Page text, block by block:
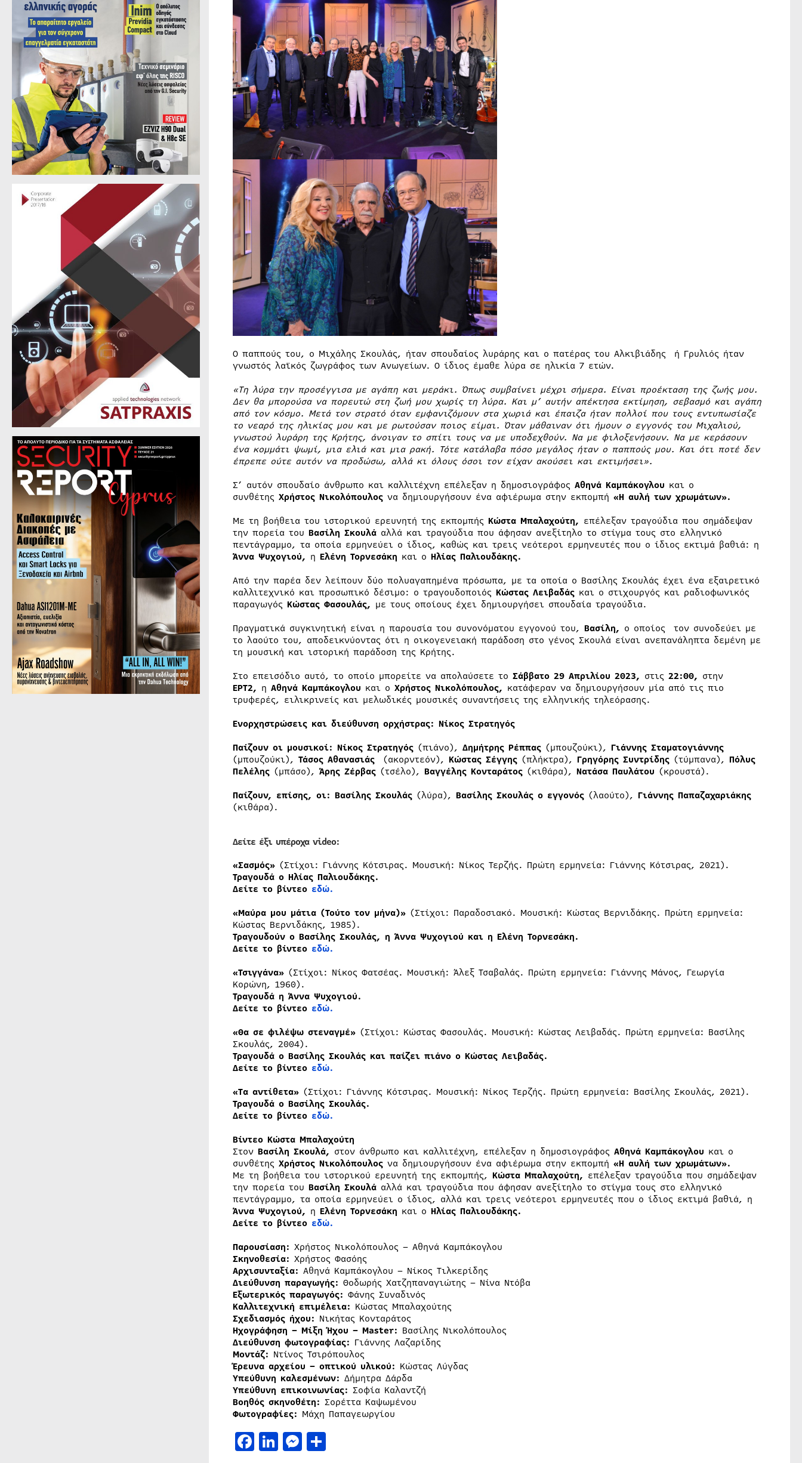
Ο παππούς του, ο Μιχάλης Σκουλάς, ήταν σπουδαίος λυράρης και ο πατέρας του Αλκιβιάδης ή Γρυλιός ήταν
γνωστός λαϊκός ζωγράφος των Ανωγείων. Ο ίδιος έμαθε λύρα σε ηλικία 7 ετών.
«Τη λύρα την προσέγγισα με αγάπη και μεράκι. Όπως συμβαίνει μέχρι σήμερα. Είναι προέκταση της ζωής μου.
Δεν θα μπορούσα να πορευτώ στη ζωή μου χωρίς τη λύρα. Και μ’ αυτήν απέκτησα εκτίμηση, σεβασμό και αγάπη
από τον κόσμο. Μετά τον στρατό όταν εμφανιζόμουν στα χωριά και έπαιζα ήταν πολλοί που τους εντυπωσίαζε
το νεαρό της ηλικίας μου και με ρωτούσαν ποιος είμαι. Όταν μάθαιναν ότι ήμουν ο εγγονός του Μιχαλιού,
γνωστού λυράρη της Κρήτης, άνοιγαν το σπίτι τους να με υποδεχθούν. Να με φιλοξενήσουν. Να με κεράσουν
ένα κομμάτι ψωμί, μια ελιά και μια ρακή. Τότε κατάλαβα πόσο μεγάλος ήταν ο παππούς μου. Και ότι ποτέ δεν
έπρεπε ούτε αυτόν να προδώσω, αλλά κι όλους όσοι τον είχαν ακούσει και εκτιμήσει».
Σ’ αυτόν σπουδαίο άνθρωπο και καλλιτέχνη επέλεξαν η δημοσιογράφος Αθηνά Καμπάκογλου και ο
συνθέτης Χρήστος Νικολόπουλος να δημιουργήσουν ένα αφιέρωμα στην εκπομπή «Η αυλή των χρωμάτων».
Με τη βοήθεια του ιστορικού ερευνητή της εκπομπής Κώστα Μπαλαχούτη, επέλεξαν τραγούδια που σημάδεψαν
την πορεία του Βασίλη Σκουλάαλλά και τραγούδια που άφησαν ανεξίτηλο το στίγμα τους στο ελληνικό
πεντάγραμμο, τα οποία ερμηνεύει ο ίδιος, καθώς και τρεις νεότεροι ερμηνευτές που ο ίδιος εκτιμά βαθιά: η
Άννα Ψυχογιού, η Ελένη Τορνεσάκη και ο Ηλίας Παλιουδάκης.
Από την παρέα δεν λείπουν δύο πολυαγαπημένα πρόσωπα, με τα οποία ο Βασίλης Σκουλάς έχει ένα εξαιρετικό
καλλιτεχνικό και προσωπικό δέσιμο: ο τραγουδοποιός Κώστας Λειβαδάς και ο στιχουργός και ραδιοφωνικός
παραγωγός Κώστας Φασουλάς, με τους οποίους έχει δημιουργήσει σπουδαία τραγούδια.
Πραγματικά συγκινητική είναι η παρουσία του συνονόματου εγγονού του, Βασίλη, ο οποίος τον συνοδεύει με
το λαούτο του, αποδεικνύοντας ότι η οικογενειακή παράδοση στο γένος Σκουλά είναι ανεπανάληπτα δεμένη με
τη μουσική και ιστορική παράδοση της Κρήτης.
Στο επεισόδιο αυτό, το οποίο μπορείτε να απολαύσετε το Σάββατο 29 Απριλίου 2023, στις 22:00, στην
ΕΡΤ2, η Αθηνά Καμπάκογλου και ο Χρήστος Νικολόπουλος, κατάφεραν να δημιουργήσουν μία από τις πιο
τρυφερές, ειλικρινείς και μελωδικές μουσικές συναντήσεις της ελληνικής τηλεόρασης.
Ενορχηστρώσεις και διεύθυνση ορχήστρας: Νίκος Στρατηγός
Παίζουν οι μουσικοί: Νίκος Στρατηγός(πιάνο), Δημήτρης Ρέππας(μπουζούκι), Γιάννης Σταματογιάννης
(μπουζούκι), Τάσος Αθανασιάς(ακορντεόν), Κώστας Σέγγης(πλήκτρα), Γρηγόρης Συντρίδης (τύμπανα), Πόλυς
Πελέλης(μπάσο), Άρης Ζέρβας(τσέλο), Βαγγέλης Κονταράτος(κιθάρα), Νατάσα Παυλάτου (κρουστά).
Παίζουν, επίσης, οι: Βασίλης Σκουλάς(λύρα), Βασίλης Σκουλάς ο εγγονός (λαούτο), Γιάννης Παπαζαχαριάκης
(κιθάρα).
Δείτε έξι υπέροχα video:
«Σασμός» (Στίχοι: Γιάννης Κότσιρας. Μουσική: Νίκος Τερζής. Πρώτη ερμηνεία: Γιάννης Κότσιρας, 2021).
Τραγουδά ο Ηλίας Παλιουδάκης.
Δείτε το βίντεο εδώ.
«Μαύρα μου μάτια (Τούτο τον μήνα)» (Στίχοι: Παραδοσιακό. Μουσική: Κώστας Βερνιδάκης. Πρώτη ερμηνεία:
Κώστας Βερνιδάκης, 1985).
Τραγουδούν ο Βασίλης Σκουλάς, η Άννα Ψυχογιού και η Ελένη Τορνεσάκη.
Δείτε το βίντεο εδώ.
«Τσιγγάνα» (Στίχοι: Νίκος Φατσέας. Μουσική: Άλεξ Τσαβαλάς. Πρώτη ερμηνεία: Γιάννης Μάνος, Γεωργία
Κορώνη, 1960).
Τραγουδά η Άννα Ψυχογιού.
Δείτε το βίντεο εδώ.
«Θα σε φιλέψω στεναγμέ» (Στίχοι: Κώστας Φασουλάς. Μουσική: Κώστας Λειβαδάς. Πρώτη ερμηνεία: Βασίλης
Σκουλάς, 2004).
Τραγουδά ο Βασίλης Σκουλάς και παίζει πιάνο ο Κώστας Λειβαδάς.
Δείτε το βίντεο εδώ.
«Τα αντίθετα» (Στίχοι: Γιάννης Κότσιρας. Μουσική: Νίκος Τερζής. Πρώτη ερμηνεία: Βασίλης Σκουλάς, 2021).
Τραγουδά ο Βασίλης Σκουλάς.
Δείτε το βίντεο εδώ.
Βίντεο Κώστα Μπαλαχούτη
Στον Βασίλη Σκουλά, στον άνθρωπο και καλλιτέχνη, επέλεξαν η δημοσιογράφος Αθηνά Καμπάκογλου και ο
συνθέτης Χρήστος Νικολόπουλος να δημιουργήσουν ένα αφιέρωμα στην εκπομπή «Η αυλή των χρωμάτων».
Με τη βοήθεια του ιστορικού ερευνητή της εκπομπής, Κώστα Μπαλαχούτη, επέλεξαν τραγούδια που σημάδεψαν
την πορεία του Βασίλη Σκουλάαλλά και τραγούδια που άφησαν ανεξίτηλο το στίγμα τους στο ελληνικό
πεντάγραμμο, τα οποία ερμηνεύει ο ίδιος, αλλά και τρεις νεότεροι ερμηνευτές που ο ίδιος εκτιμά βαθιά, η
Άννα Ψυχογιού, η Ελένη Τορνεσάκη και ο Ηλίας Παλιουδάκης.
Δείτε το βίντεο εδώ.
Παρουσίαση: Χρήστος Νικολόπουλος – Αθηνά Καμπάκογλου
Σκηνοθεσία: Χρήστος Φασόης
Αρχισυνταξία: Αθηνά Καμπάκογλου – Νίκος Τιλκερίδης
Διεύθυνση παραγωγής: Θοδωρής Χατζηπαναγιώτης – Νίνα Ντόβα
Εξωτερικός παραγωγός: Φάνης Συναδινός
Καλλιτεχνική επιμέλεια: Κώστας Μπαλαχούτης
Σχεδιασμός ήχου: Νικήτας Κονταράτος
Ηχογράφηση – Μίξη Ήχου – Master: Βασίλης Νικολόπουλος
Διεύθυνση φωτογραφίας: Γιάννης Λαζαρίδης
Μοντάζ: Ντίνος Τσιρόπουλος
Έρευνα αρχείου – οπτικού υλικού: Κώστας Λύγδας
Υπεύθυνη καλεσμένων: Δήμητρα Δάρδα
Υπεύθυνη επικοινωνίας: Σοφία Καλαντζή
Βοηθός σκηνοθέτη: Σορέττα Καψωμένου
Φωτογραφίες: Μάχη Παπαγεωργίου
Facebook
LinkedIn
Messenger
Μοιραστείτε